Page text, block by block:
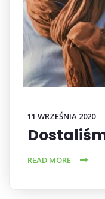
11 WRZEŚNIA 2020
READ MORE